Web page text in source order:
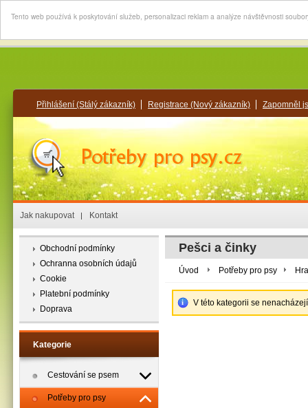
Tento web používá k poskytování služeb, personalizaci reklam a analýze návštěvnosti
Přihlášení (Stálý zákazník) Registrace (Nový zákazník) Zapomněl
Jak nakupovat Kontakt
Obchodní podmínky
Ochranna osobních údajů
Cookie
Platební podmínky
Doprava
Kategorie
Cestování se psem
Potřeby pro psy
Pešci a činky
Úvod Potřeby pro psy
V této kategorii se